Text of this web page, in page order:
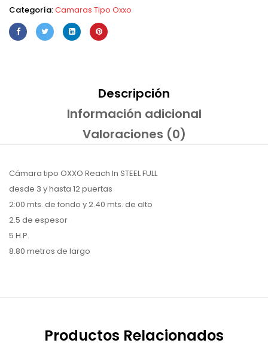
Categoría:Camaras Tipo Oxxo
Descripción
Información adicional
Valoraciones (0)
Cámara tipo OXXO Reach In STEEL FULL
desde 3 y hasta 12 puertas
2:00 mts. de fondo y 2.40 mts. de alto
2.5 de espesor
5 H.P.
8.80 metros de largo
Productos Relacionados